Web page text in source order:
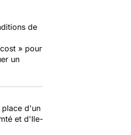
de
» pour
un
place d'un
et d'Ile-